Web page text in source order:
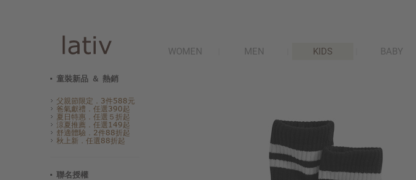
WOMEN MEN KIDS BABY
童裝新品 ＆ 熱銷
父親節限定．3件588元
爸氣獻禮．任選390起
夏日特惠．任選５折起
涼夏推薦．任選149起
舒適體驗．2件88折起
秋上新．任選88折起
聯名授權